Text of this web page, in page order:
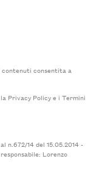
consentita a
Privacy Policye i Termini
n.672/14 del 15.05.2014 -
Lorenzo